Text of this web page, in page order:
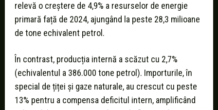
relevă o creștere de 4,9% a resurselor de energie
primară față de 2024, ajungând la peste 28,3 milioane
de tone echivalent petrol.
În contrast, producția internă a scăzut cu 2,7%
(echivalentul a 386.000 tone petrol). Importurile, în
special de țiței și gaze naturale, au crescut cu peste
13% pentru a compensa deficitul intern, amplificând